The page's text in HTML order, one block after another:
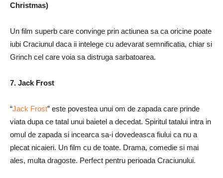
Christmas)
Un film superb care convinge prin actiunea sa ca oricine poate
iubi Craciunul daca ii intelege cu adevarat semnificatia, chiar si
Grinch cel care voia sa distruga sarbatoarea.
7. Jack Frost
“Jack Frost” este povestea unui om de zapada care prinde
viata dupa ce tatal unui baietel a decedat. Spiritul tatalui intra in
omul de zapada si incearca sa-i dovedeasca fiului ca nu a
plecat nicaieri. Un film cu de toate. Drama, comedie si mai
ales, multa dragoste. Perfect pentru perioada Craciunului.